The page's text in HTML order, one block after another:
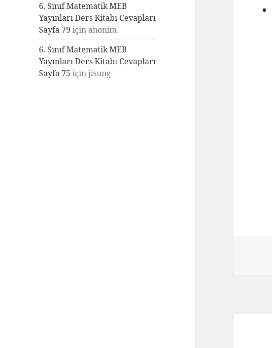
6. Sınıf Matematik MEB
Yayınları Ders Kitabı Cevapları
Sayfa 79 için anonim
6. Sınıf Matematik MEB
Yayınları Ders Kitabı Cevapları
Sayfa 75 içinjisung